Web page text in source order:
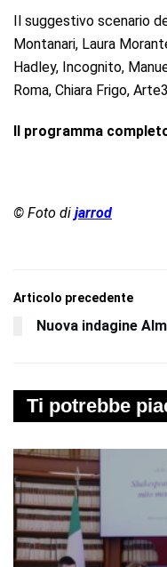
Il suggestivo scenario
Montanari, Laura
Hadley, Incognito,
Roma, Chiara Frigo,
Il programma
© Foto di jarrod
Articolo precedente
Nuova indagine
Ti potrebbe